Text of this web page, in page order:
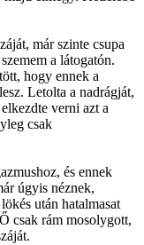
már szinte csupa
a látogatón.
hogy ennek a
Letolta a nadrágját,
verni azt a
csak
és ennek
úgyis néznek,
után hatalmasat
csak rám mosolygott,